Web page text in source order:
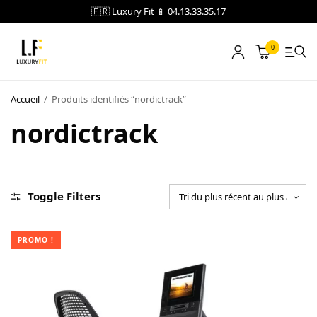
🇫🇷 Luxury Fit 📱 04.13.33.35.17
0
Accueil / Produits identifiés “nordictrack”
nordictrack
Toggle Filters
PROMO !
LOCATION
NOTRE CATALOGUE